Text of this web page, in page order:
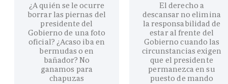
¿A quién se le ocurre
borrar las piernas del
presidente del
Gobierno de una foto
oficial? ¿Acaso iba en
bermudas o en
bañador? No
ganamos para
chapuzas
El derecho a
descansar no elimina
la responsabilidad de
estar al frente del
Gobierno cuando las
circunstancias exigen
que el presidente
permanezca en su
puesto de mando